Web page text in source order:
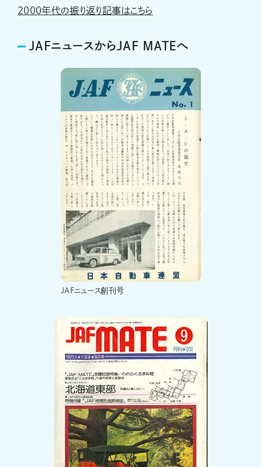
2000年代の振り返り記事はこちら
JAFニュースからJAF MATEへ
JAFニュース創刊号